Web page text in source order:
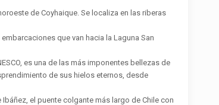
de Coyhaique. Se localiza en las riberas
que van hacia la Laguna San
es una de las más imponentes bellezas de
de sus hielos eternos, desde
el puente colgante más largo de Chile con